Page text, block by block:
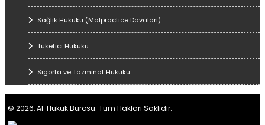
Sağlık Hukuku (Malpractice Davaları)
Tüketici Hukuku
Sigorta ve Tazminat Hukuku
© 2026, AF Hukuk Bürosu. Tüm Hakları Saklıdır.